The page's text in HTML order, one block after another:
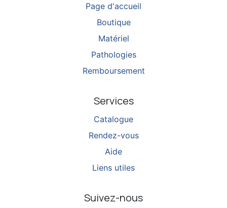
Page d'accueil
Boutique
Matériel
Pathologies
Remboursement
Services
Catalogue
Rendez-vous
Aide
Liens utiles
Suivez-nous